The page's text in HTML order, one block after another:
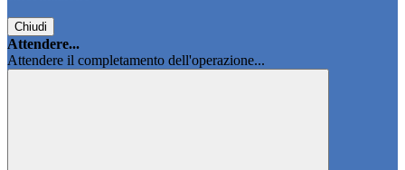
Chiudi
Attendere...
Attendere il completamento dell'operazione...